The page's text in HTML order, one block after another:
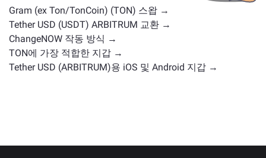
Gram (ex Ton/TonCoin) (TON) 스왑 →
Tether USD (USDT) ARBITRUM 교환 →
ChangeNOW 작동 방식 →
TON에 가장 적합한 지갑 →
Tether USD (ARBITRUM)용 iOS 및 Android 지갑 →